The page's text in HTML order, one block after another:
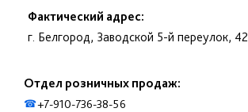
Фактический адрес:
г. Белгород, Заводской 5-й переулок, 42
Отдел розничных продаж:
☎+7-910-736-38-56